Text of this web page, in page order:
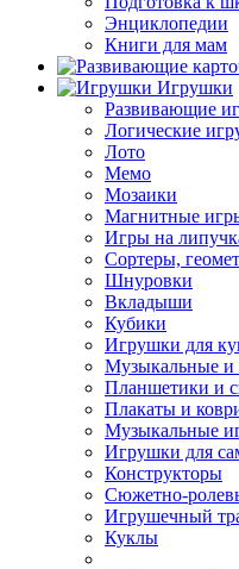
Энциклопедии
Книги для мам
Игрушки
Развивающие
Логические
Лото
Мемо
Мозаики
Магнитные
Игры на
Сортеры,
Шнуровки
Вкладыши
Кубики
Игрушки для
Музыкальные и
Планшетики и
Плакаты и
Музыкальные
Игрушки для
Конструкторы
Сюжетно-
Игрушечный
Куклы